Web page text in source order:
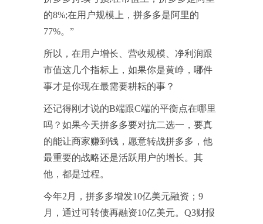
的8%;在用户规模上，拼多多是阿里的
77%。”
所以，在用户增长、营收规模、净利润跟
市值这几个指标上，如果你是黄峥，哪件
事才是你现在最需要耕耘的事？
还记得刚才说的B端跟C端的平衡点在哪里
吗？如果今天拼多多要对抗二选一，要真
的能让商家赚到钱，愿意转战拼多多，他
最重要的战略还是活跃用户的增长。其
他，都是过程。
今年2月，拼多多增发10亿美元融资；9
月，通过可转债再融资10亿美元。Q3财报